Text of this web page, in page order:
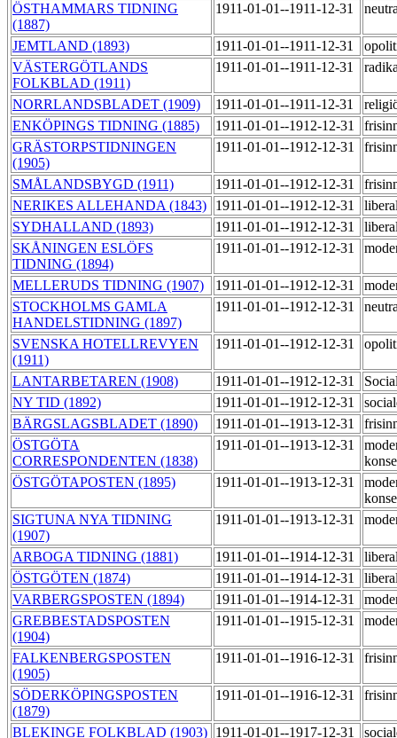
ÖSTHAMMARS TIDNING
(1887)
1911-01-01--1911-12-31
JEMTLAND (1893) 1911-01-01--1911-12-31
VÄSTERGÖTLANDS
FOLKBLAD (1911)
1911-01-01--1911-12-31
NORRLANDSBLADET (1909) 1911-01-01--1911-12-31
ENKÖPINGS TIDNING (1885)
1911-01-01--1912-12-31
GRÄSTORPSTIDNINGEN
(1905)
1911-01-01--1912-12-31
SMÅLANDSBYGD (1911) 1911-01-01--1912-12-31
NERIKES ALLEHANDA (1843)
1911-01-01--1912-12-31
SYDHALLAND (1893)
1911-01-01--1912-12-31
SKÅNINGEN ESLÖFS
TIDNING (1894)
1911-01-01--1912-12-31
MELLERUDS TIDNING (1907) 1911-01-01--1912-12-31
STOCKHOLMS GAMLA
HANDELSTIDNING (1897)
1911-01-01--1912-12-31
SVENSKA HOTELLREVYEN
(1911)
1911-01-01--1912-12-31
LANTARBETAREN (1908) 1911-01-01--1912-12-31
NY TID (1892)
1911-01-01--1912-12-31
BÄRGSLAGSBLADET (1890)
1911-01-01--1913-12-31
ÖSTGÖTA
CORRESPONDENTEN (1838)
1911-01-01--1913-12-31
ÖSTGÖTAPOSTEN (1895)
1911-01-01--1913-12-31
SIGTUNA NYA TIDNING
(1907)
1911-01-01--1913-12-31
ARBOGA TIDNING (1881) 1911-01-01--1914-12-31
ÖSTGÖTEN (1874)
1911-01-01--1914-12-31
VARBERGSPOSTEN (1894)
1911-01-01--1914-12-31
GREBBESTADSPOSTEN
(1904)
1911-01-01--1915-12-31
FALKENBERGSPOSTEN
(1905)
1911-01-01--1916-12-31
SÖDERKÖPINGSPOSTEN
(1879)
1911-01-01--1916-12-31
BLEKINGE FOLKBLAD (1903) 1911-01-01--1917-12-31